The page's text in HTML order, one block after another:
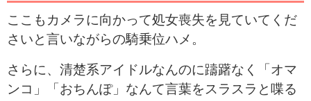
ここもカメラに向かって処女喪失を見ていてくだ
さいと言いながらの騎乗位ハメ。
さらに、清楚系アイドルなんのに躊躇なく「オマ
ンコ」「おちんぽ」なんて言葉をスラスラと喋る